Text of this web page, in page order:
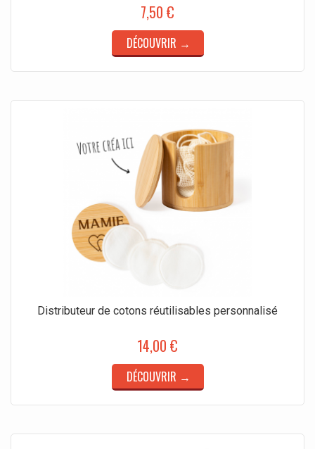
7,50 €
DÉCOUVRIR →
Distributeur de cotons réutilisables personnalisé
14,00 €
DÉCOUVRIR →